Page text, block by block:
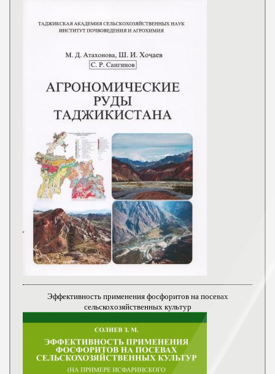
Эффективность применения фосфоритов на посевах
сельскохозяйственных культур